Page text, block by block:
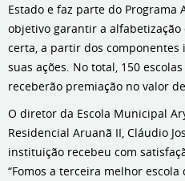
Estado e faz parte do Programa
objetivo garantir a
certa, a partir dos
suas ações. No total, 150
receberão premiação no valor
O diretor da Escola Municipal
Residencial Aruanã II, Cláudio
instituição recebeu com
“Fomos a terceira melhor